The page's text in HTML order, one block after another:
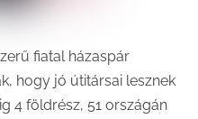
fiatal házaspár
hogy jó útitársai lesznek
4 földrész, 51 országán